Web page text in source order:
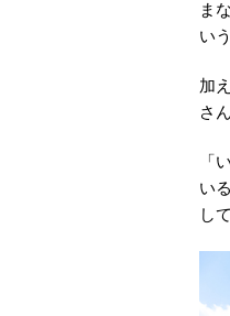
ま
い
加
さ
「
い
し